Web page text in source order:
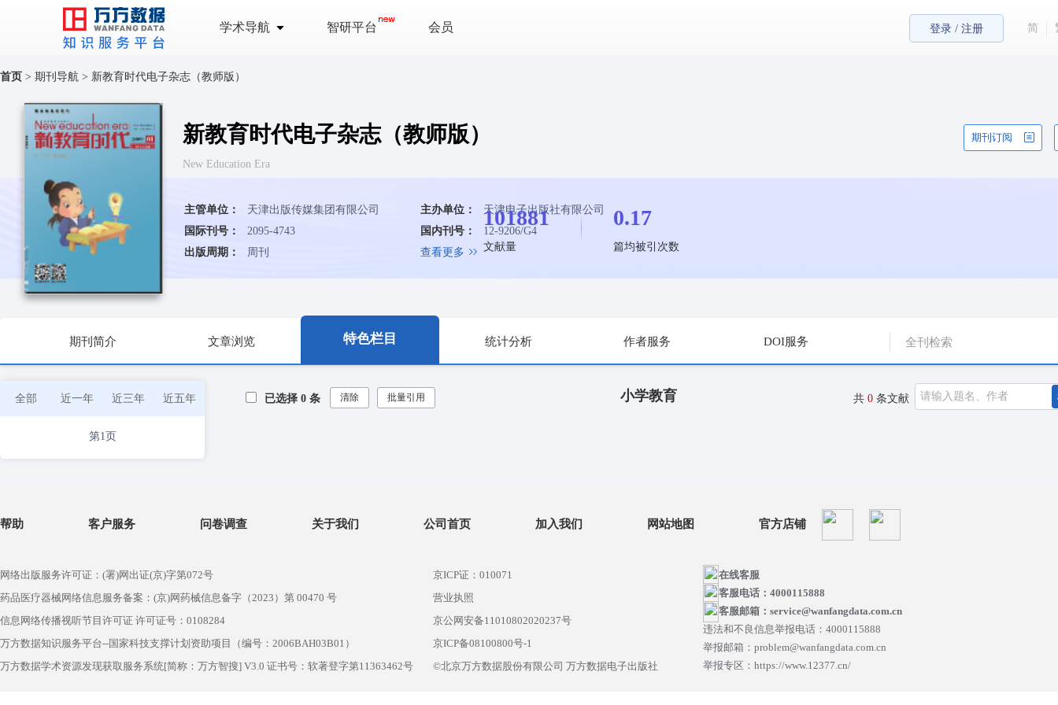
学术导航 智研平台 会员 登录 / 注册 简
首页 > 期刊导航 > 新教育时代电子杂志（教师版）
新教育时代电子杂志（教师版） 期刊订阅
New Education Era
主管单位： 天津出版传媒集团有限公司 主办单位：
天津电子出版社有限公司
国际刊号：
2095-4743 国内刊号：
12-9206/G4
出版周期：
周刊 查看更多
101881
文献量
0.17
篇均被引次数
期刊简介 文章浏览 特色栏目 统计分析 作者服务 DOI服务
全部 近一年 近三年 近五年
第1页
已选择 0 条 清除 批量引用 小学教育 共 0 条文献
帮助 客户服务 问卷调查 关于我们 公司首页 加入我们 网站地图 官方店铺
网络出版服务许可证：(署)网出证(京)字第072号
药品医疗器械网络信息服务备案：(京)网药械信息备字（2023）第 00470 号
信息网络传播视听节目许可证 许可证号：0108284
万方数据知识服务平台--国家科技支撑计划资助项目（编号：2006BAH03B01）
万方数据学术资源发现获取服务系统[简称：万方智搜] V3.0 证书号：软著登字第11363462号
京ICP证：010071
营业执照
京公网安备11010802020237号
京ICP备08100800号-1
©北京万方数据股份有限公司 万方数据电子出版社
在线客服
客服电话：4000115888
客服邮箱：service@wanfangdata.com.cn
违法和不良信息举报电话：4000115888
举报邮箱：problem@wanfangdata.com.cn
举报专区：https://www.12377.cn/